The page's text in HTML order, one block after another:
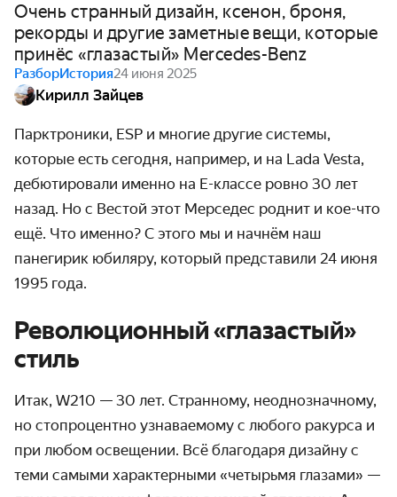
Очень странный дизайн, ксенон, броня,
рекорды и другие заметные вещи, которые
принёс «глазастый» Mercedes-Benz
РазборИстория24 июня 2025
Кирилл Зайцев
Парктроники, ESP и многие другие системы,
которые есть сегодня, например, и на Lada Vesta,
дебютировали именно на E-классе ровно 30 лет
назад. Но с Вестой этот Мерседес роднит и кое-что
ещё. Что именно? С этого мы и начнём наш
панегирик юбиляру, который представили 24 июня
1995 года.
Революционный «глазастый»
стиль
Итак, W210 — 30 лет. Странному, неоднозначному,
но стопроцентно узнаваемому с любого ракурса и
при любом освещении. Всё благодаря дизайну с
теми самыми характерными «четырьмя глазами» —